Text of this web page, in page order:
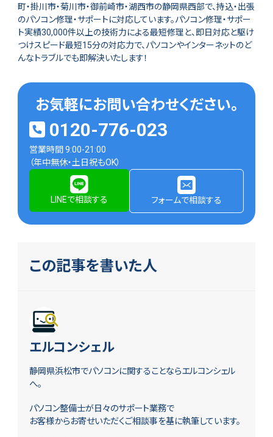
町・掛川市・菊川市・御前崎市・湖西市の静岡県西部で、持込・出張
のパソコン修理・サポートに対応しています。パソコン修理・サポー
ト実績30,000件以上の技術力による最短修理と、即日対応と駆け
つけスピード最短15分の対応力で、パソコンやインターネットのど
んなトラブルでも即解決いたします！
お気軽にお問い合わせください。
0120-776-023
営業時間 9:00-21:00
（年中無休・土日祝もOK）
LINEで相談する フォームで相談する
この記事を書いた人
エルコンシェル
静岡県浜松市でパソコンに関することならエルコンシェル
へ。
パソコン整備士が日々のサポート業務で
お客様からお寄せいただくご相談事を基に執筆しています。